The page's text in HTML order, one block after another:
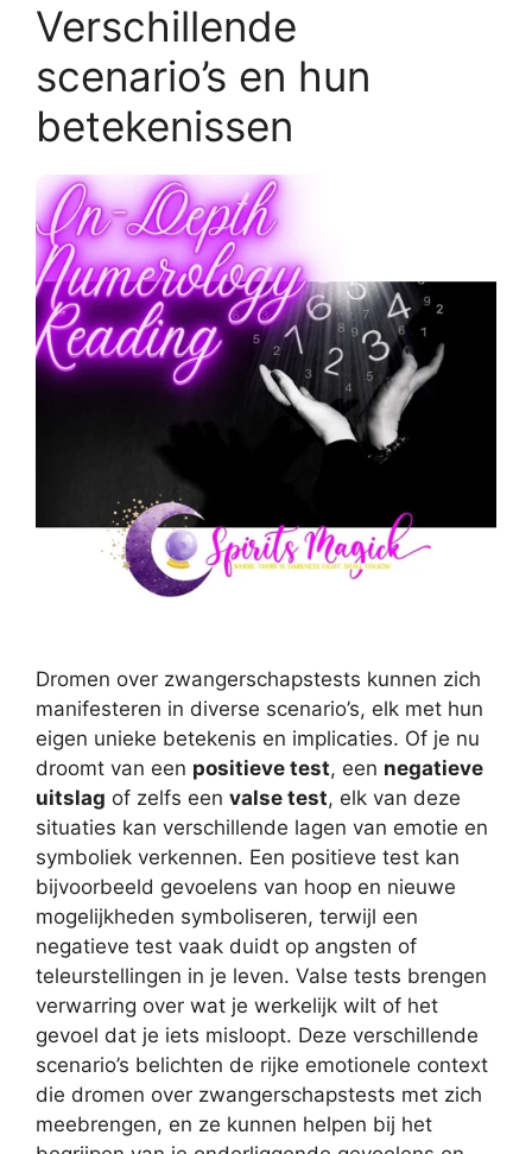
Verschillende
scenario’s en hun
betekenissen
Dromen over zwangerschapstests kunnen zich
manifesteren in diverse scenario’s, elk met hun
eigen unieke betekenis en implicaties. Of je nu
droomt van een positieve test, een negatieve
uitslag of zelfs een valse test, elk van deze
situaties kan verschillende lagen van emotie en
symboliek verkennen. Een positieve test kan
bijvoorbeeld gevoelens van hoop en nieuwe
mogelijkheden symboliseren, terwijl een
negatieve test vaak duidt op angsten of
teleurstellingen in je leven. Valse tests brengen
verwarring over wat je werkelijk wilt of het
gevoel dat je iets misloopt. Deze verschillende
scenario’s belichten de rijke emotionele context
die dromen over zwangerschapstests met zich
meebrengen, en ze kunnen helpen bij het